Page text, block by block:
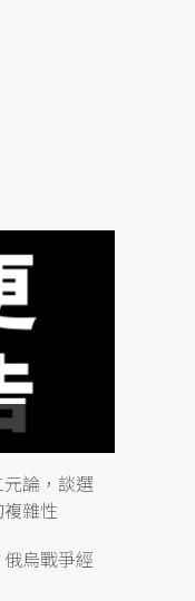
論，談選
雜性
烏戰爭經